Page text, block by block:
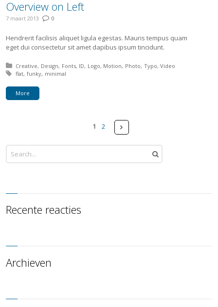
Overview on Left
7 maart 2013 0
Hendrerit facilisis aliquet ligula egestas. Mauris tempus quam
eget dui consectetur sit amet dapibus ipsum tincidunt.
Posted in:
Creative Design Fonts ID Logo Motion Photo Typo Video
Tagged with:
flat funky minimal
More
Pages
1 2 Next
Recente reacties
Archieven